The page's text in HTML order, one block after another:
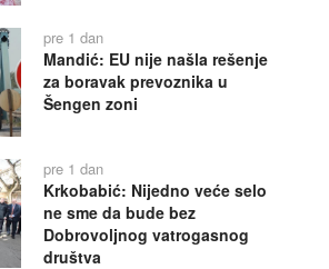
pre 1 dan
Mandić: EU nije našla rešenje
za boravak prevoznika u
Šengen zoni
pre 1 dan
Krkobabić: Nijedno veće selo
ne sme da bude bez
Dobrovoljnog vatrogasnog
društva